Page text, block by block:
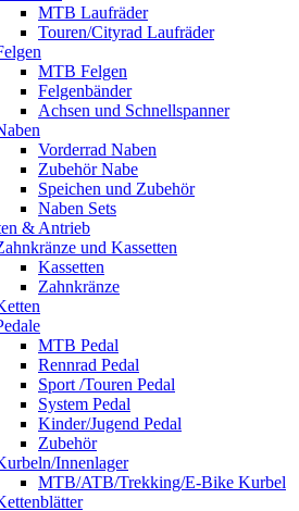
MTB Laufräder
Touren/Cityrad Laufräder
MTB Felgen
Felgenbänder
Achsen und Schnellspanner
Vorderrad Naben
Zubehör Nabe
Speichen und Zubehör
Naben Sets
& Antrieb
und Kassetten
Kassetten
Zahnkränze
MTB Pedal
Rennrad Pedal
Sport /Touren Pedal
System Pedal
Kinder/Jugend Pedal
Zubehör
Innenlager
MTB/ATB/Trekking/E-Bike Kurbel